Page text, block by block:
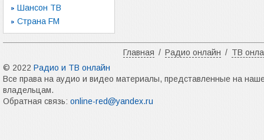
Шансон ТВ
Страна FM
Главная / Радио онлайн / ТВ
© 2022 Радио и ТВ онлайн
Все права на аудио и видео материалы, представленные на
владельцам.
Обратная связь: online-red@yandex.ru